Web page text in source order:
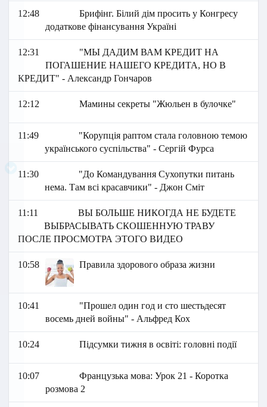
12:48
Брифінг. Білий дім просить у Конгресу
додаткове фінансування Україні
12:31
"МЫ ДАДИМ ВАМ КРЕДИТ НА
ПОГАШЕНИЕ НАШЕГО КРЕДИТА, НО В
КРЕДИТ" - Александр Гончаров
12:12 Мамины секреты "Жюльен в булочке"
11:49
"Корупція раптом стала головною темою
українського суспільства" - Сергій Фурса
11:30
"До Командування Сухопутки питань
нема. Там всі красавчики" - Джон Сміт
11:11
ВЫ БОЛЬШЕ НИКОГДА НЕ БУДЕТЕ
ВЫБРАСЫВАТЬ СКОШЕННУЮ ТРАВУ
ПОСЛЕ ПРОСМОТРА ЭТОГО ВИДЕО
10:58 Правила здорового образа жизни
10:41
"Прошел один год и сто шестьдесят
восемь дней войны" - Альфред Кох
10:24 Підсумки тижня в освіті: головні події
10:07
Французька мова: Урок 21 - Коротка
розмова 2